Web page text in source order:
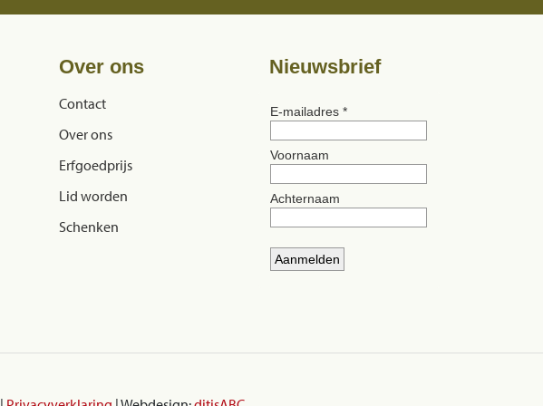
Over ons
Contact
Over ons
Erfgoedprijs
Lid worden
Schenken
Nieuwsbrief